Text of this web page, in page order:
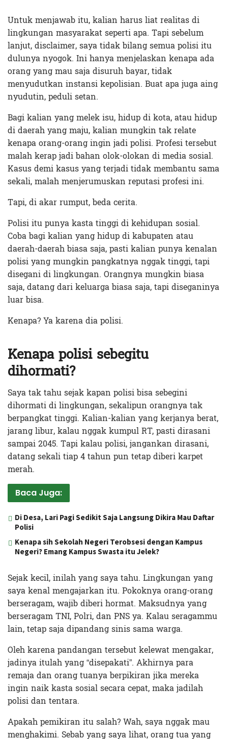
Untuk menjawab itu, kalian harus liat realitas di
lingkungan masyarakat seperti apa. Tapi sebelum
lanjut, disclaimer, saya tidak bilang semua polisi itu
dulunya nyogok. Ini hanya menjelaskan kenapa ada
orang yang mau saja disuruh bayar, tidak
menyudutkan instansi kepolisian. Buat apa juga aing
nyudutin, peduli setan.
Bagi kalian yang melek isu, hidup di kota, atau hidup
di daerah yang maju, kalian mungkin tak relate
kenapa orang-orang ingin jadi polisi. Profesi tersebut
malah kerap jadi bahan olok-olokan di media sosial.
Kasus demi kasus yang terjadi tidak membantu sama
sekali, malah menjerumuskan reputasi profesi ini.
Tapi, di akar rumput, beda cerita.
Polisi itu punya kasta tinggi di kehidupan sosial.
Coba bagi kalian yang hidup di kabupaten atau
daerah-daerah biasa saja, pasti kalian punya kenalan
polisi yang mungkin pangkatnya nggak tinggi, tapi
disegani di lingkungan. Orangnya mungkin biasa
saja, datang dari keluarga biasa saja, tapi diseganinya
luar bisa.
Kenapa? Ya karena dia polisi.
Kenapa polisi sebegitu
dihormati?
Saya tak tahu sejak kapan polisi bisa sebegini
dihormati di lingkungan, sekalipun orangnya tak
berpangkat tinggi. Kalian-kalian yang kerjanya berat,
jarang libur, kalau nggak kumpul RT, pasti dirasani
sampai 2045. Tapi kalau polisi, jangankan dirasani,
datang sekali tiap 4 tahun pun tetap diberi karpet
merah.
Baca Juga:
Di Desa, Lari Pagi Sedikit Saja Langsung Dikira Mau Daftar
Polisi
Kenapa sih Sekolah Negeri Terobsesi dengan Kampus
Negeri? Emang Kampus Swasta itu Jelek?
Sejak kecil, inilah yang saya tahu. Lingkungan yang
saya kenal mengajarkan itu. Pokoknya orang-orang
berseragam, wajib diberi hormat. Maksudnya yang
berseragam TNI, Polri, dan PNS ya. Kalau seragammu
lain, tetap saja dipandang sinis sama warga.
Oleh karena pandangan tersebut kelewat mengakar,
jadinya itulah yang “disepakati”. Akhirnya para
remaja dan orang tuanya berpikiran jika mereka
ingin naik kasta sosial secara cepat, maka jadilah
polisi dan tentara.
Apakah pemikiran itu salah? Wah, saya nggak mau
menghakimi. Sebab yang saya lihat, orang tua yang